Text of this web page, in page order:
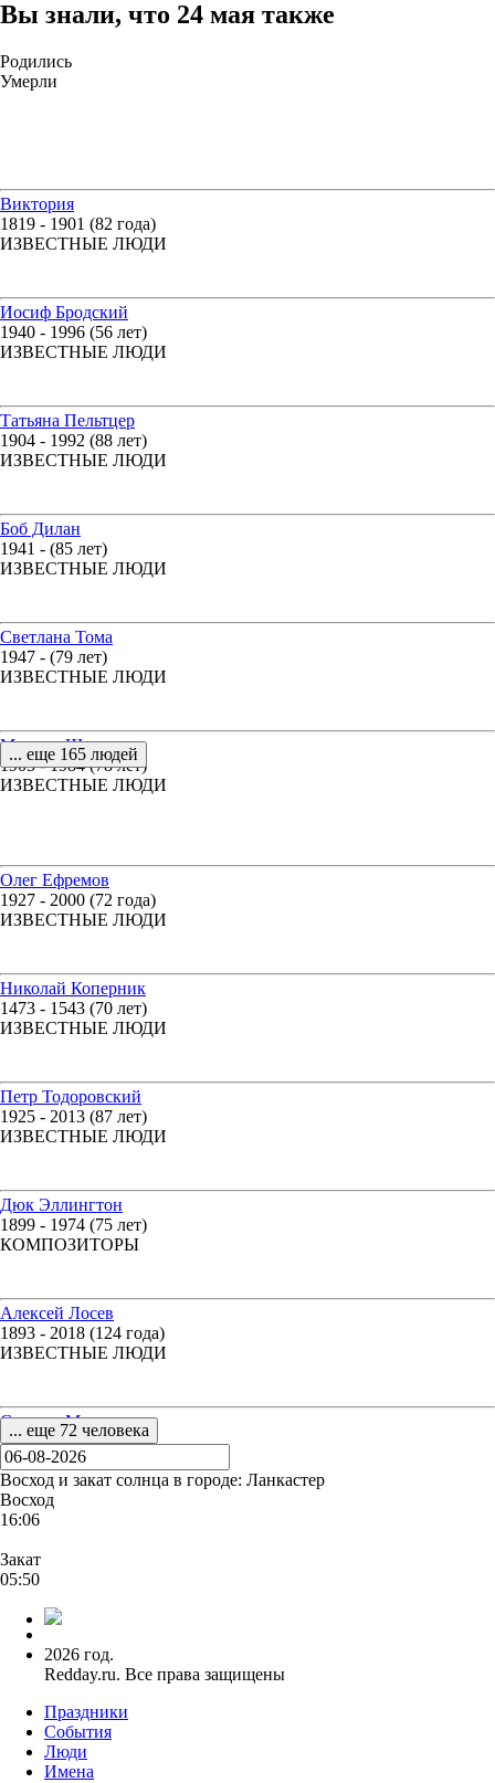
Вы знали, что 24 мая также
Родились
Умерли
Виктория
1819 - 1901 (82 года)
ИЗВЕСТНЫЕ ЛЮДИ
Иосиф Бродский
1940 - 1996 (56 лет)
ИЗВЕСТНЫЕ ЛЮДИ
Татьяна Пельтцер
1904 - 1992 (88 лет)
ИЗВЕСТНЫЕ ЛЮДИ
Боб Дилан
1941 - (85 лет)
ИЗВЕСТНЫЕ ЛЮДИ
Светлана Тома
1947 - (79 лет)
ИЗВЕСТНЫЕ ЛЮДИ
Михаил Шолохов
1905 - 1984 (78 лет)
ИЗВЕСТНЫЕ ЛЮДИ
... еще 165 людей
Олег Ефремов
1927 - 2000 (72 года)
ИЗВЕСТНЫЕ ЛЮДИ
Николай Коперник
1473 - 1543 (70 лет)
ИЗВЕСТНЫЕ ЛЮДИ
Петр Тодоровский
1925 - 2013 (87 лет)
ИЗВЕСТНЫЕ ЛЮДИ
Дюк Эллингтон
1899 - 1974 (75 лет)
КОМПОЗИТОРЫ
Алексей Лосев
1893 - 2018 (124 года)
ИЗВЕСТНЫЕ ЛЮДИ
Сэмюэл Морзе
1791 - 1872 (81 год)
ИЗВЕСТНЫЕ ЛЮДИ
... еще 72 человека
Восход и закат солнца в городе: Ланкастер
Восход
16:06
Закат
05:50
2026 год.
Redday.ru. Все права защищены
Праздники
События
Люди
Имена